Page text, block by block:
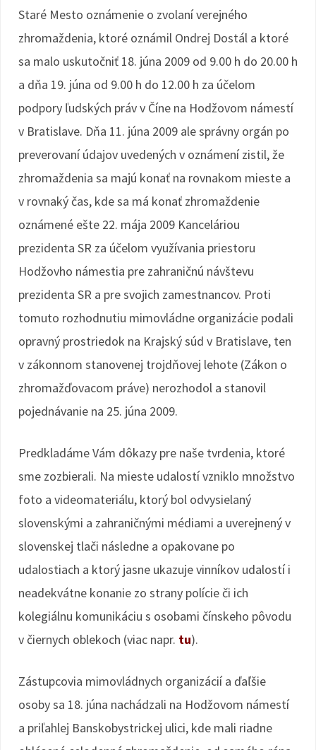
Staré Mesto oznámenie o zvolaní verejného
zhromaždenia, ktoré oznámil Ondrej Dostál a ktoré
sa malo uskutočniť 18. júna 2009 od 9.00 h do 20.00 h
a dňa 19. júna od 9.00 h do 12.00 h za účelom
podpory ľudských práv v Číne na Hodžovom námestí
v Bratislave. Dňa 11. júna 2009 ale správny orgán po
preverovaní údajov uvedených v oznámení zistil, že
zhromaždenia sa majú konať na rovnakom mieste a
v rovnaký čas, kde sa má konať zhromaždenie
oznámené ešte 22. mája 2009 Kanceláriou
prezidenta SR za účelom využívania priestoru
Hodžovho námestia pre zahraničnú návštevu
prezidenta SR a pre svojich zamestnancov. Proti
tomuto rozhodnutiu mimovládne organizácie podali
opravný prostriedok na Krajský súd v Bratislave, ten
v zákonnom stanovenej trojdňovej lehote (Zákon o
zhromažďovacom práve) nerozhodol a stanovil
pojednávanie na 25. júna 2009.
Predkladáme Vám dôkazy pre naše tvrdenia, ktoré
sme zozbierali. Na mieste udalostí vzniklo množstvo
foto a videomateriálu, ktorý bol odvysielaný
slovenskými a zahraničnými médiami a uverejnený v
slovenskej tlači následne a opakovane po
udalostiach a ktorý jasne ukazuje vinníkov udalostí i
neadekvátne konanie zo strany polície či ich
kolegiálnu komunikáciu s osobami čínskeho pôvodu
v čiernych oblekoch (viac napr. tu).
Zástupcovia mimovládnych organizácií a ďaľšie
osoby sa 18. júna nachádzali na Hodžovom námestí
a priľahlej Banskobystrickej ulici, kde mali riadne